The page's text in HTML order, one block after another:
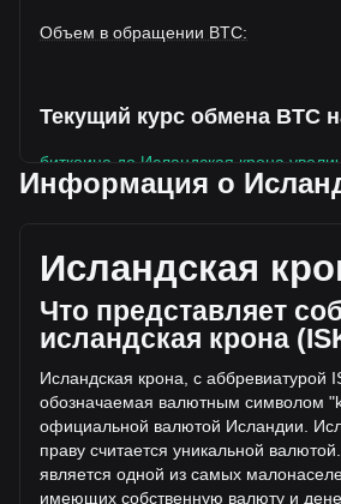
Объем в обращении BTC:
Текущий курс обмена BTC
биткоина до Исландская крона
неделе.
kr8,040,909.45 за BTC, а общая
составляет 20,066,952BTC на основе
предложения биткоина
Объем торгов упал на биткоина%
ISK) за последние 24 часа, а объем
составил kr2,699,010,346,419.93 было
период.
Дополнительная
на Bitget
Информация о
Исландская
Что представляет
исландская крона
Исландская крона, с аббревиатурой
обозначаемая валютным символом
официальной валютой Исландии.
праву считается уникальной
является одной из самых
имеющих собственную валюту и